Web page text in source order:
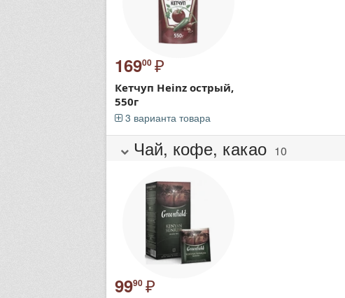
16900 ₽
Кетчуп Heinz острый,
550г
3 варианта товара
Чай, кофе, какао 10
9990 ₽